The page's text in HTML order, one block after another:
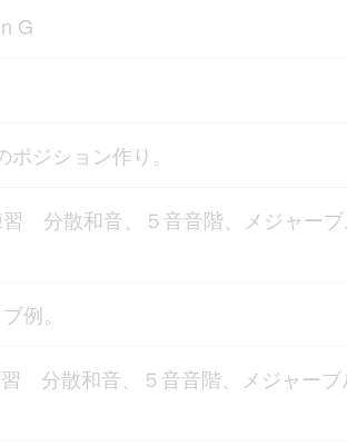
G
ジション作り。
分散和音、５音音階、メジャー
例。
分散和音、５音音階、メジャーブ